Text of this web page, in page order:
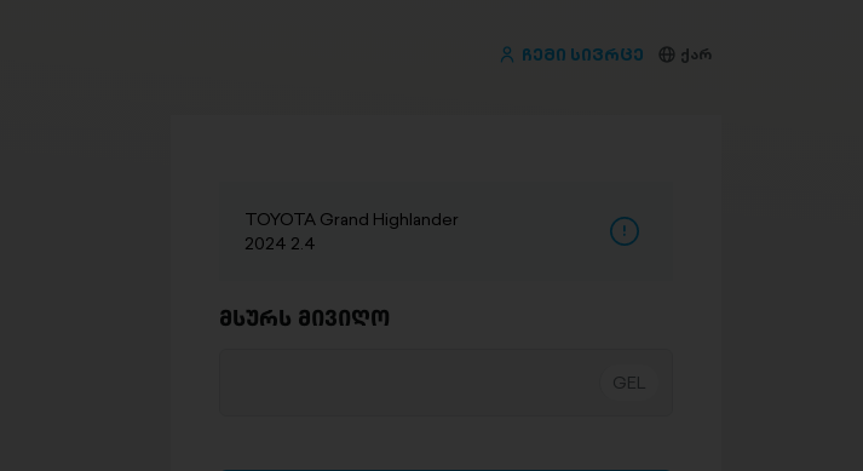
ჩემი სივრცე ქარ
TOYOTA Grand Highlander
2024 2.4
მსურს მივიღო